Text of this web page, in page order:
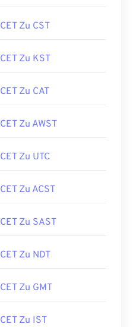
CET Zu CST
CET Zu KST
CET Zu CAT
CET Zu AWST
CET Zu UTC
CET Zu ACST
CET Zu SAST
CET Zu NDT
CET Zu GMT
CET Zu IST